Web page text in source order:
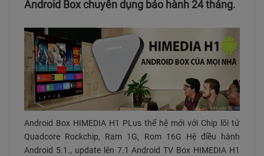
Android Box chuyên dụng bảo hành 24 tháng.
Android Box HIMEDIA H1 PLus thế hệ mới với Chip lõi tứ
Quadcore Rockchip, Ram 1G, Rom 16G Hệ điều hành
Android 5.1., update lên 7.1 Android TV Box HIMEDIA H1